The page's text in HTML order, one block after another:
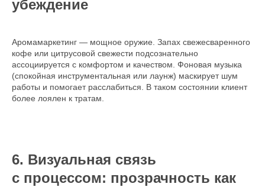
убеждение
Аромамаркетинг — мощное оружие. Запах свежесваренного
кофе или цитрусовой свежести подсознательно
ассоциируется с комфортом и качеством. Фоновая музыка
(спокойная инструментальная или лаунж) маскирует шум
работы и помогает расслабиться. В таком состоянии клиент
более лоялен к тратам.
6. Визуальная связь
с процессом: прозрачность как